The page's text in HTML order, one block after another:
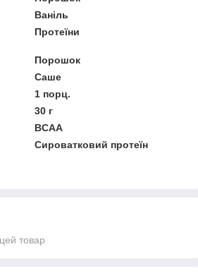
Ваніль
Протеїни
Порошок
Саше
1 порц.
30 г
BCAA
Сироватковий протеїн
товар